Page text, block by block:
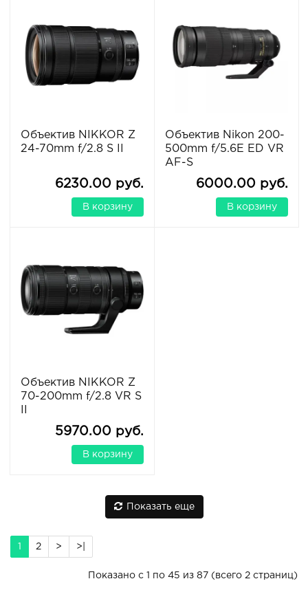
Объектив NIKKOR Z
24-70mm f/2.8 S II
6230.00 руб.
В корзину
Объектив Nikon 200-
500mm f/5.6E ED VR
AF-S
6000.00 руб.
В корзину
Объектив NIKKOR Z
70-200mm f/2.8 VR S
5970.00 руб.
В корзину
Показать еще
1 2 > >|
Показано с 1 по 45 из 87 (всего 2 страниц)